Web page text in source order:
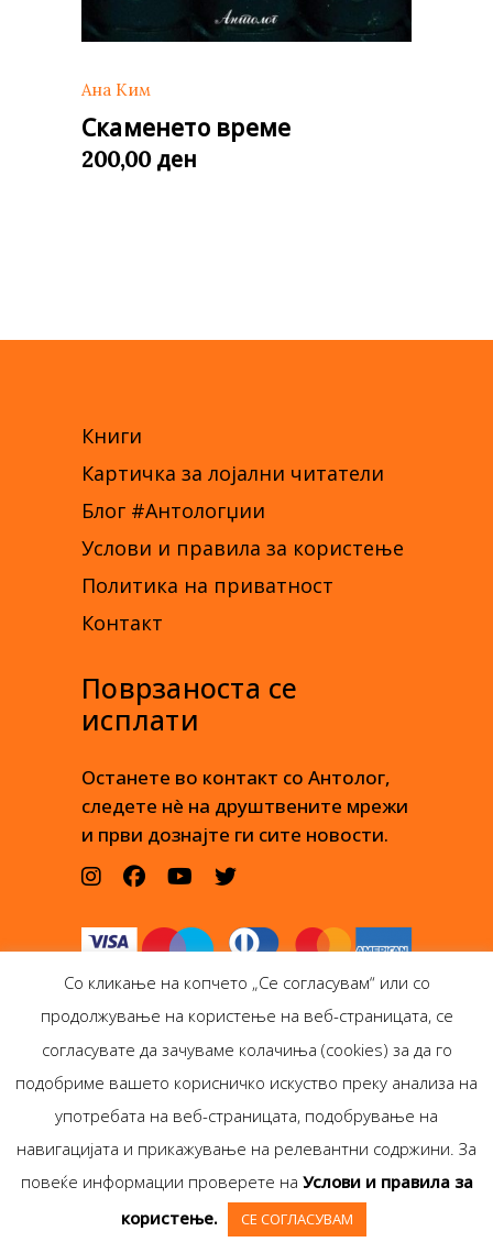
Ана Ким
Скаменето време
200,00 ден
Книги
Картичка за лојални читатели
Блог #Антологџии
Услови и правила за користење
Политика на приватност
Контакт
Поврзаноста се
исплати
Останете во контакт со Антолог,
следете нè на друштвените мрежи
и први дознајте ги сите новости.
Антолог Боокс дооел
Copyright © Antolog
Books 1999-2020
Со кликање на копчето „Се согласувам“ или со
продолжување на користење на веб-страницата, се
согласувате да зачуваме колачиња (cookies) за да го
подобриме вашето корисничко искуство преку анализа на
употребата на веб-страницата, подобрување на
навигацијата и прикажување на релевантни содржини. За
повеќе информации проверете на Услови и правила за
користење.
СЕ СОГЛАСУВАМ